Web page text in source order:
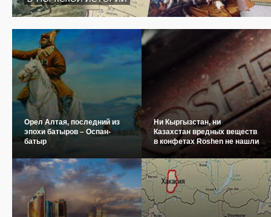
Орел Алтая, последний из
эпохи батыров – Оспан-
батыр
Ни Кыргызстан, ни
Казахстан вредных веществ
в конфетах Roshen не нашли